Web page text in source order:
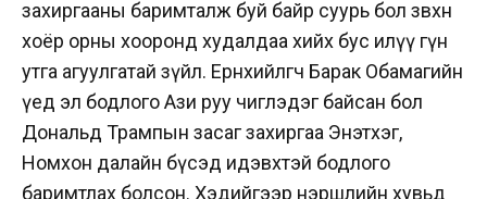
захиргааны баримталж буй байр суурь бол зөвхөн
хоёр орны хооронд худалдаа хийх бус илүү гүн
утга агуулгатай зүйл. Ерөнхийлөгч Барак Обамагийн
үед эл бодлого Ази руу чиглэдэг байсан бол
Дональд Трампын засаг захиргаа Энэтхэг,
Номхон далайн бүсэд идэвхтэй бодлого
баримтлах болсон. Хэдийгээр нэршлийн хувьд